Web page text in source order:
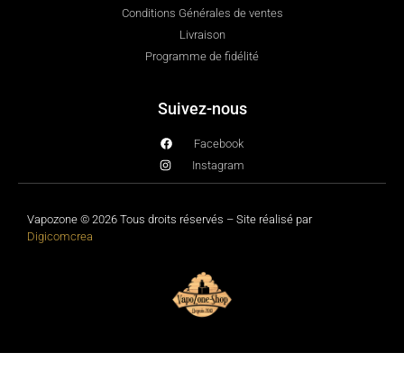
Conditions Générales de ventes
Livraison
Programme de fidélité
Suivez-nous
Facebook
Instagram
Vapozone © 2026 Tous droits réservés – Site réalisé par
Digicomcrea